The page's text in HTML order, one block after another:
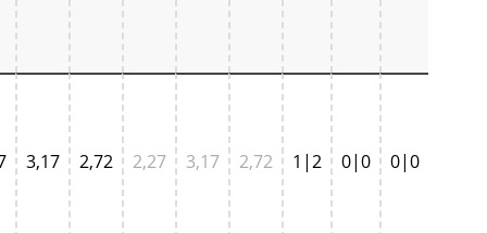
3,17 2,72 2,27 3,17 2,72 1|2 0|0 0|0